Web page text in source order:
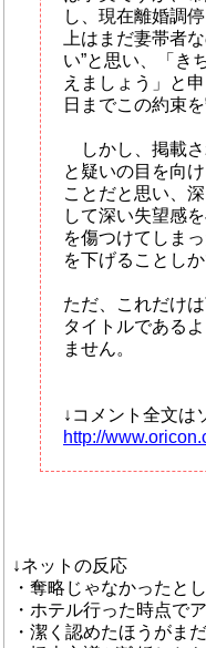
し、現在離婚調
上はまだ妻帯者
い”と思い、「き
えましょう」と
日までこの約束
しかし、掲載さ
と疑いの目を向
ことだと思い、
して深い失望感
を傷つけてしま
を下げることしか
ただ、これだけ
タイトルである
ません。
↓コメント全文は
http://
↓ネットの反応
・奪略じゃなかったと
・ホテル行った時点で
・潔く認めたほうがま